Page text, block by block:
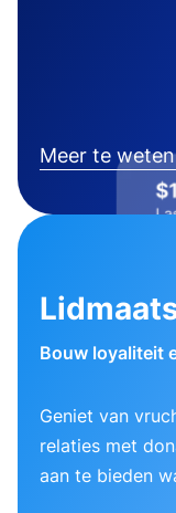
Meer te
Bouw loyaliteit
Geniet van
relaties met
aan te bieden